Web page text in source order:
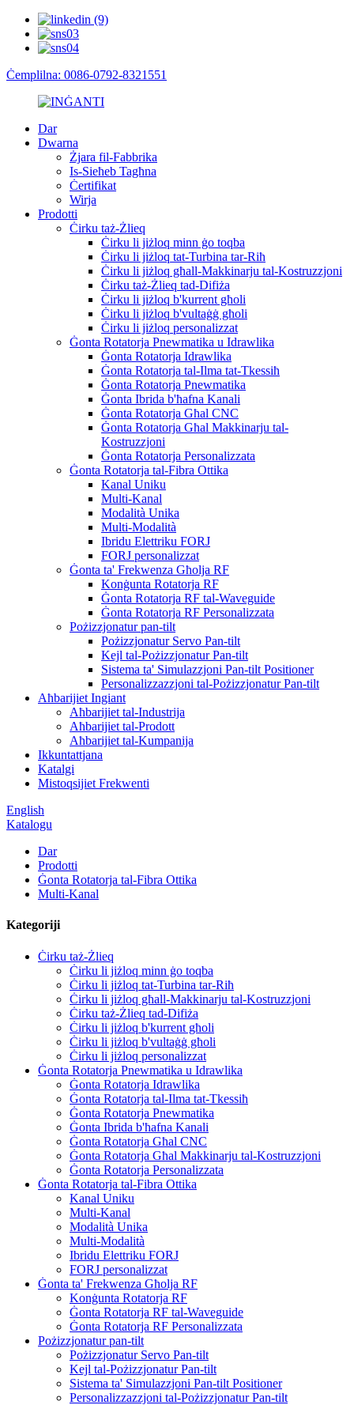
Ċemplilna: 0086-0792-8321551
Dar
Dwarna
Żjara fil-Fabbrika
Is-Sieħeb Tagħna
Ċertifikat
Wirja
Prodotti
Ċirku taż-Żlieq
Ċirku li jiżloq minn ġo toqba
Ċirku li jiżloq tat-Turbina tar-Riħ
Ċirku li jiżloq għall-Makkinarju tal-Kostruzzjoni
Ċirku taż-Żlieq tad-Difiża
Ċirku li jiżloq b'kurrent għoli
Ċirku li jiżloq b'vultaġġ għoli
Ċirku li jiżloq personalizzat
Ġonta Rotatorja Pnewmatika u Idrawlika
Ġonta Rotatorja Idrawlika
Ġonta Rotatorja tal-Ilma tat-Tkessiħ
Ġonta Rotatorja Pnewmatika
Ġonta Ibrida b'ħafna Kanali
Ġonta Rotatorja Għal CNC
Ġonta Rotatorja Għal Makkinarju tal-
Kostruzzjoni
Ġonta Rotatorja Personalizzata
Ġonta Rotatorja tal-Fibra Ottika
Kanal Uniku
Multi-Kanal
Modalità Unika
Multi-Modalità
Ibridu Elettriku FORJ
FORJ personalizzat
Ġonta ta' Frekwenza Għolja RF
Konġunta Rotatorja RF
Ġonta Rotatorja RF tal-Waveguide
Ġonta Rotatorja RF Personalizzata
Pożizzjonatur pan-tilt
Pożizzjonatur Servo Pan-tilt
Kejl tal-Pożizzjonatur Pan-tilt
Sistema ta' Simulazzjoni Pan-tilt Positioner
Personalizzazzjoni tal-Pożizzjonatur Pan-tilt
Aħbarijiet Ingiant
Aħbarijiet tal-Industrija
Aħbarijiet tal-Prodott
Aħbarijiet tal-Kumpanija
Ikkuntattjana
Katalgi
Mistoqsijiet Frekwenti
English
Katalogu
Dar
Prodotti
Ġonta Rotatorja tal-Fibra Ottika
Multi-Kanal
Kategoriji
Ċirku taż-Żlieq
Ċirku li jiżloq minn ġo toqba
Ċirku li jiżloq tat-Turbina tar-Riħ
Ċirku li jiżloq għall-Makkinarju tal-Kostruzzjoni
Ċirku taż-Żlieq tad-Difiża
Ċirku li jiżloq b'kurrent għoli
Ċirku li jiżloq b'vultaġġ għoli
Ċirku li jiżloq personalizzat
Ġonta Rotatorja Pnewmatika u Idrawlika
Ġonta Rotatorja Idrawlika
Ġonta Rotatorja tal-Ilma tat-Tkessiħ
Ġonta Rotatorja Pnewmatika
Ġonta Ibrida b'ħafna Kanali
Ġonta Rotatorja Għal CNC
Ġonta Rotatorja Għal Makkinarju tal-Kostruzzjoni
Ġonta Rotatorja Personalizzata
Ġonta Rotatorja tal-Fibra Ottika
Kanal Uniku
Multi-Kanal
Modalità Unika
Multi-Modalità
Ibridu Elettriku FORJ
FORJ personalizzat
Ġonta ta' Frekwenza Għolja RF
Konġunta Rotatorja RF
Ġonta Rotatorja RF tal-Waveguide
Ġonta Rotatorja RF Personalizzata
Pożizzjonatur pan-tilt
Pożizzjonatur Servo Pan-tilt
Kejl tal-Pożizzjonatur Pan-tilt
Sistema ta' Simulazzjoni Pan-tilt Positioner
Personalizzazzjoni tal-Pożizzjonatur Pan-tilt